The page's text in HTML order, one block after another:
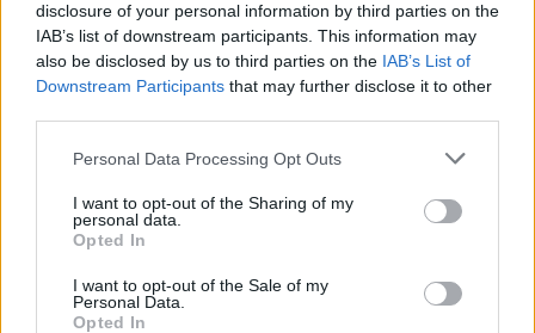
disclosure of your personal information by third parties on the
IAB’s list of downstream participants. This information may
also be disclosed by us to third parties on the IAB’s List of
Downstream Participants that may further disclose it to other
Personal Data Processing Opt Outs
I want to opt-out of the Sharing of my
personal data.
Opted In
I want to opt-out of the Sale of my
Personal Data.
Opted In